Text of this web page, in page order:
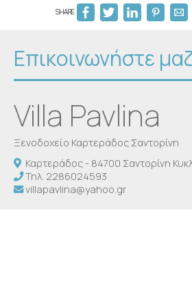
SHARE
Επικοινωνήστε
Villa Pavlina
Ξενοδοχείο Καρτεράδος Σαντορίνη
Καρτεράδος - 84700 Σαντορίνη
Τηλ. 2286024593
villapavlina@yahoo.gr